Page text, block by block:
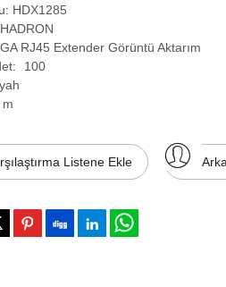
HDX1285
HADRON
RJ45 Extender Görüntü Aktarım
100
Listene Ekle